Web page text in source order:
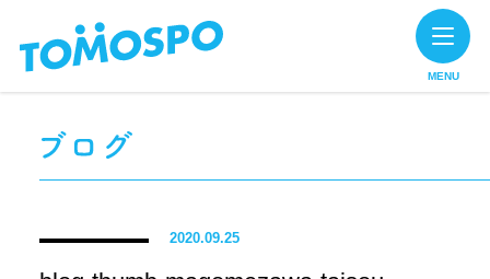
MENU
2020.09.25